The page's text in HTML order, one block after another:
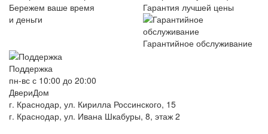
Бережем ваше время
и деньги
Гарантия лучшей цены
Гарантийное обслуживание
Поддержка
пн-вс с 10:00 до 20:00
ДвериДом
г. Краснодар, ул. Кирилла Россинского, 15
г. Краснодар, ул. Ивана Шкабуры, 8, этаж 2